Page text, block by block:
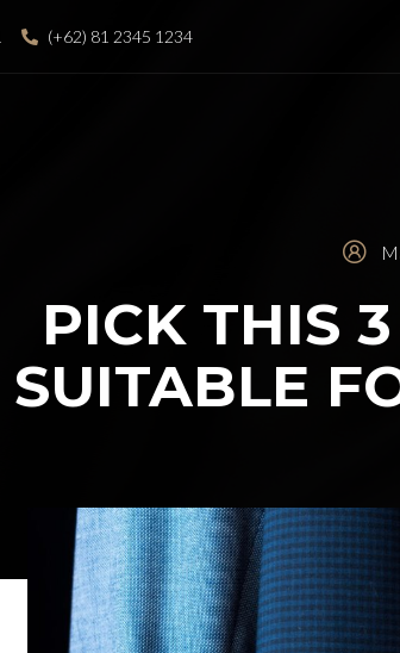
(+62) 81 2345 1234
PICK THIS
SUITABLE